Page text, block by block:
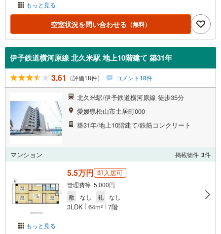
もっと見る
空室状況を問い合わせる （無料）
伊予鉄道横河原線 北久米駅 地上10階建て 築31年
3.61 （評価18件） コメント18件
北久米駅/伊予鉄道横河原線 徒歩35分
愛媛県松山市土居町000
築31年/地上10階建て/鉄筋コンクリート
マンション 掲載物件 3件
もっと見る
5.5万円 即入居可
管理費等 5,000円
敷
なし 礼 なし
3LDK 64m2 7階